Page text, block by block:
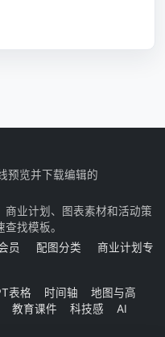
预览并下载编辑的
业计划、图表素材和活动策
找模板。
员 配图分类
商业计划专
表格 时间轴
地图与高
教育课件 科技感
AI